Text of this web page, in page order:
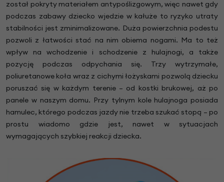
został pokryty materiałem antypoślizgowym, więc nawet gdy
podczas zabawy dziecko wjedzie w kałuże to ryzyko utraty
stabilności jest zminimalizowane. Duża powierzchnia podestu
pozwoli z łatwości stać na nim obiema nogami. Ma to też
wpływ na wchodzenie i schodzenie z hulajnogi, a także
pozycję podczas odpychania się. Trzy wytrzymałe,
poliuretanowe koła wraz z cichymi łożyskami pozwolą dziecku
poruszać się w każdym terenie – od kostki brukowej, aż po
panele w naszym domu. Przy tylnym kole hulajnoga posiada
hamulec, którego podczas jazdy nie trzeba szukać stopą – po
prostu wiadomo gdzie jest, nawet w sytuacjach
wymagających szybkiej reakcji dziecka.